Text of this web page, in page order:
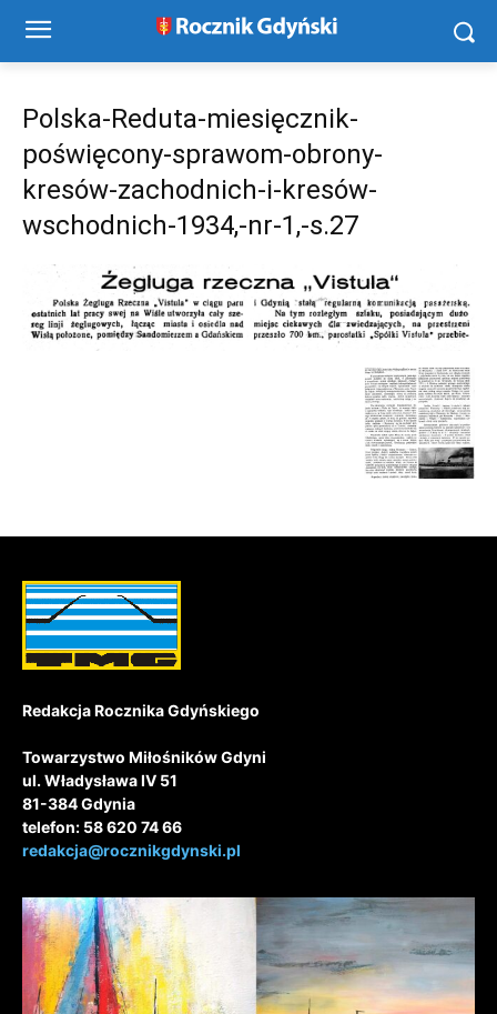
Polska-Reduta-miesięcznik-
poświęcony-sprawom-obrony-
kresów-zachodnich-i-kresów-
wschodnich-1934,-nr-1,-s.27
Redakcja Rocznika Gdyńskiego
Towarzystwo Miłośników Gdyni
ul. Władysława IV 51
81-384 Gdynia
telefon: 58 620 74 66
redakcja@rocznikgdynski.pl